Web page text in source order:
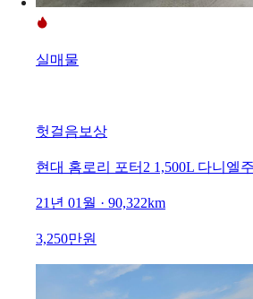
실매물
헛걸음보상
현대 홈로리 포터2 1,500L 다니엘
21년 01월 · 90,322km
3,250만원